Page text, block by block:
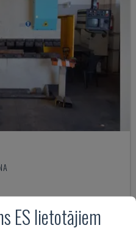
17.000 €
ES lietotājiem